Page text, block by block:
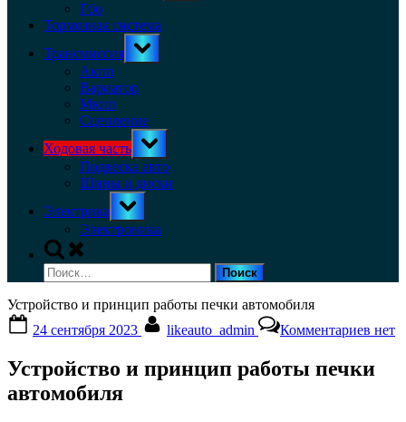
Гбо
Тормозная система
Трансмиссия
Toggle
sub-
Акпп
Вариатор
Мкпп
Сцепление
Ходовая часть
Toggle
sub-
menu
Подвеска авто
Шины и диски
Электрика
Toggle
sub-
menu
Электроника
Toggle
search
form
Найти:
Устройство и принцип работы печки автомобиля
on
24 сентября 2023 likeauto_admin Комментариев
и
нет
Устройство и принцип работы печки
автомобиля